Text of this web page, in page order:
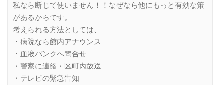
私なら断じて使いません！！なぜなら他にもっと有効な策
があるからです。
考えられる方法としては、
・病院なら館内アナウンス
・血液バンクへ問合せ
・警察に連絡・区町内放送
・テレビの緊急告知